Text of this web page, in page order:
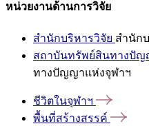
หน่วยงานด้านการวิจัย
สำนักบริหารวิจัย สำนัก
สถาบันทรัพย์สินทางปัญ
ทางปัญญาแห่งจุฬาฯ
ชีวิตในจุฬาฯ
พื้นที่สร้างสรรค์